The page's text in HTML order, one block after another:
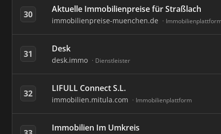
30 Aktuelle Immobilienpreise für Straßlach
immobilienpreise-muenchen.de Immobilienplattform
31 Desk
desk.immo Dienstleister
32 LIFULL Connect S.L.
immobilien.mitula.com Immobilienplattform
Immobilien Im Umkreis